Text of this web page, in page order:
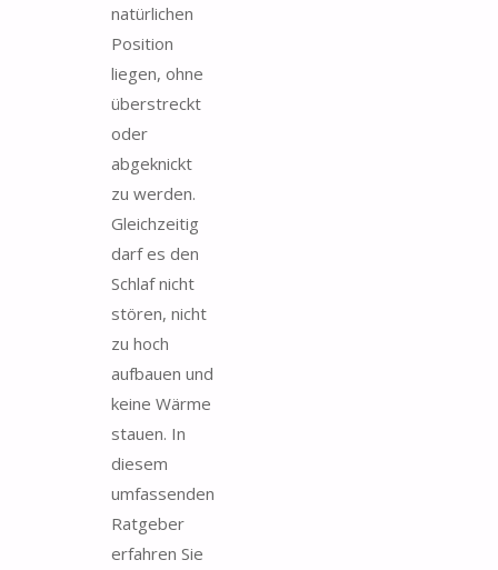
natürlichen
Position
liegen, ohne
überstreckt
oder
abgeknickt
zu werden.
Gleichzeitig
darf es den
Schlaf nicht
stören, nicht
zu hoch
aufbauen und
keine Wärme
stauen. In
diesem
umfassenden
Ratgeber
erfahren Sie